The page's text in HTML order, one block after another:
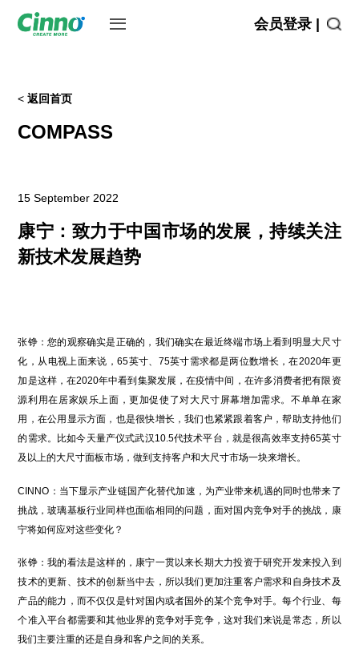
会员登录 |
<返回首页
COMPASS
15 September 2022
康宁：致力于中国市场的发展，持续关注
新技术发展趋势
张铮：您的观察确实是正确的，我们确实在最近终端市场上看到明显大尺寸
化，从电视上面来说，65英寸、75英寸需求都是两位数增长，在2020年更
加是这样，在2020年中看到集聚发展，在疫情中间，在许多消费者把有限资
源利用在居家娱乐上面，更加促使了对大尺寸屏幕增加需求。不单单在家
用，在公用显示方面，也是很快增长，我们也紧紧跟着客户，帮助支持他们
的需求。比如今天量产仪式武汉10.5代技术平台，就是很高效率支持65英寸
及以上的大尺寸面板市场，做到支持客户和大尺寸市场一块来增长。
CINNO：当下显示产业链国产化替代加速，为产业带来机遇的同时也带来了
挑战，玻璃基板行业同样也面临相同的问题，面对国内竞争对手的挑战，康
宁将如何应对这些变化？
张铮：我的看法是这样的，康宁一贯以来长期大力投资于研究开发来投入到
技术的更新、技术的创新当中去，所以我们更加注重客户需求和自身技术及
产品的能力，而不仅仅是针对国内或者国外的某个竞争对手。每个行业、每
个准入平台都需要和其他业界的竞争对手竞争，这对我们来说是常态，所以
我们主要注重的还是自身和客户之间的关系。